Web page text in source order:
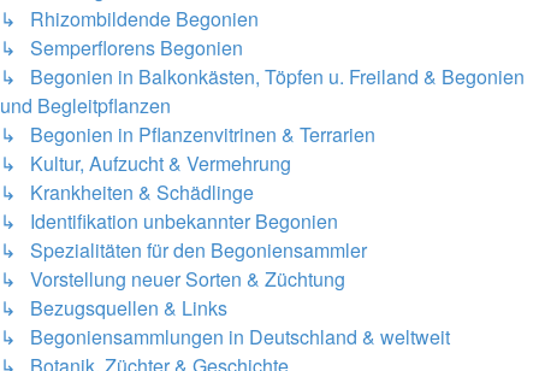
↳ Rhizombildende Begonien
↳ Semperflorens Begonien
↳ Begonien in Balkonkästen, Töpfen u. Freiland & Begonien
und Begleitpflanzen
↳ Begonien in Pflanzenvitrinen & Terrarien
↳ Kultur, Aufzucht & Vermehrung
↳ Krankheiten & Schädlinge
↳ Identifikation unbekannter Begonien
↳ Spezialitäten für den Begoniensammler
↳ Vorstellung neuer Sorten & Züchtung
↳ Bezugsquellen & Links
↳ Begoniensammlungen in Deutschland & weltweit